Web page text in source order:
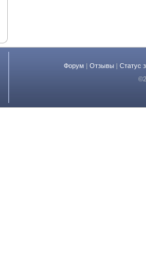
Форум |Отзывы |Статус